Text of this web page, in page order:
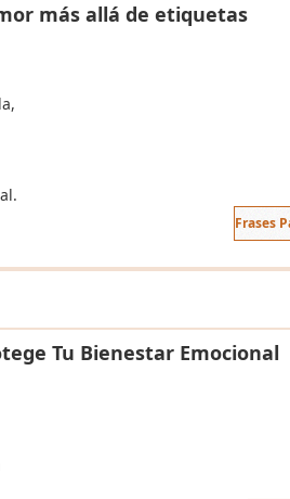
más allá de etiquetas
Frases
Tu Bienestar Emocional